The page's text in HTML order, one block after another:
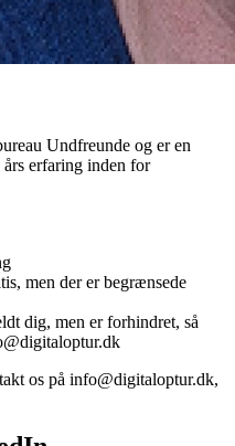
Undfreunde og er en
års erfaring inden for
men der er begrænsede
dig, men er forhindret, så
os på info@digitaloptur.dk,